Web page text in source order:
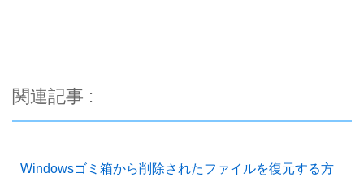
関連記事 :
Windowsゴミ箱から削除されたファイルを復元する方